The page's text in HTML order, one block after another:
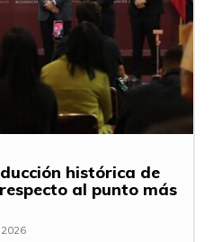
histórica de
al punto más
2026